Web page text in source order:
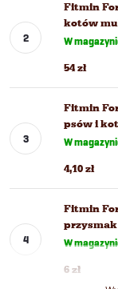
Fitmin
kotów
W
54 zł
Fitmin
psów i
W
4,10 zł
Fitmin
przysmak
W
6 zł